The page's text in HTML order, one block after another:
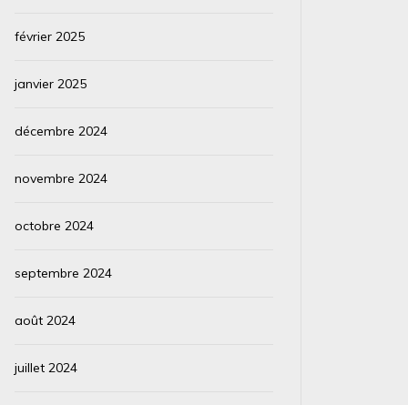
février 2025
janvier 2025
décembre 2024
novembre 2024
octobre 2024
septembre 2024
août 2024
juillet 2024